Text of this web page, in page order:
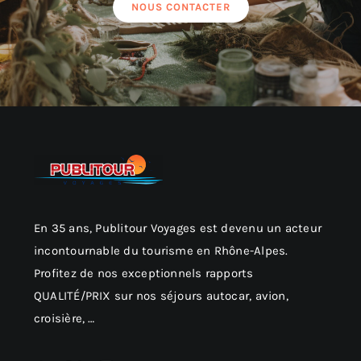
NOUS CONTACTER
En 35 ans, Publitour Voyages est devenu un acteur
incontournable du tourisme en Rhône-Alpes.
Profitez de nos exceptionnels rapports
QUALITÉ/PRIX sur nos séjours autocar, avion,
croisière, …